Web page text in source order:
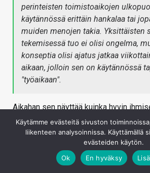
perinteisten toimistoaikojen
käytännössä erittäin hankalaa tai
muiden menojen takia. Yksittäisten
tekemisessä tuo ei olisi ongelma,
konseptia olisi ajatus jatkaa
aikaan, jolloin sen on käytännössä
"työaikaan".
Aikahan sen näyttää kuinka hyvin
katsomaan. Viikonloput poissuljettu
Kirjaudu sisään vastataksesi
Käytämme evästeitä sivuston
liikenteen analysoinnissa. Käyttämällä
evästeiden käytön.
Ok
En hyväksy